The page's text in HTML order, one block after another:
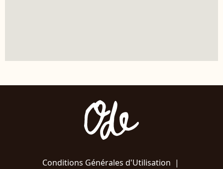
Conditions Générales d'Utilisation |